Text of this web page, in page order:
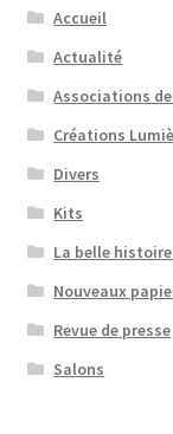
Accueil
Actualité
Associations
Créations
Divers
Kits
La belle
Nouveaux
Revue de presse
Salons